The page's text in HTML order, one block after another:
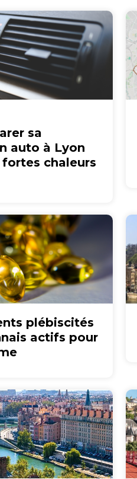
sa
auto à Lyon
chaleurs
plébiscités
actifs pour